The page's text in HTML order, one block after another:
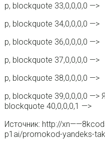
p, blockquote 33,0,0,0,0 —>
p, blockquote 34,0,0,0,0 —>
p, blockquote 36,0,0,0,0 —>
p, blockquote 37,0,0,0,0 —>
p, blockquote 38,0,0,0,0 —>
p, blockquote 39,0,0,0,0 —>
blockquote 40,0,0,0,1 —>
Источник: http://
p1ai/promokod-yandeks-